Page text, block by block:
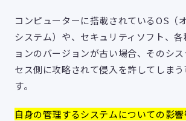
コンピューターに搭載されているOS（
システム）や、セキュリティソフト、
ョンのバージョンが古い場合、そのシ
セス側に攻略されて侵入を許してしま
す。
自身の管理するシステムについての影